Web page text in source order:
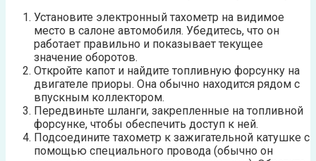
Установите электронный тахометр на видимое
место в салоне автомобиля. Убедитесь, что он
работает правильно и показывает текущее
значение оборотов.
Откройте капот и найдите топливную форсунку на
двигателе приоры. Она обычно находится рядом с
впускным коллектором.
Передвиньте шланги, закрепленные на топливной
форсунке, чтобы обеспечить доступ к ней.
Подсоедините тахометр к зажигательной катушке с
помощью специального провода (обычно он